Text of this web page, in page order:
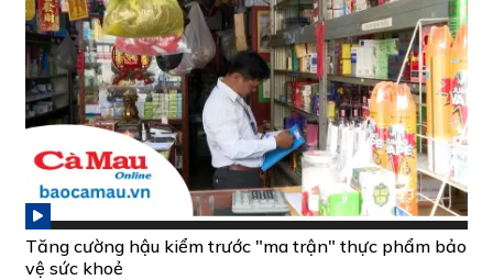
Tăng cường hậu kiểm trước "ma trận" thực phẩm bảo
vệ sức khoẻ